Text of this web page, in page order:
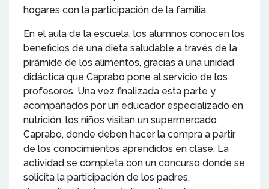
hogares con la participación de la familia.
En el aula de la escuela, los alumnos conocen los
beneficios de una dieta saludable a través de la
pirámide de los alimentos, gracias a una unidad
didáctica que Caprabo pone al servicio de los
profesores. Una vez finalizada esta parte y
acompañados por un educador especializado en
nutrición, los niños visitan un supermercado
Caprabo, donde deben hacer la compra a partir
de los conocimientos aprendidos en clase. La
actividad se completa con un concurso donde se
solicita la participación de los padres,